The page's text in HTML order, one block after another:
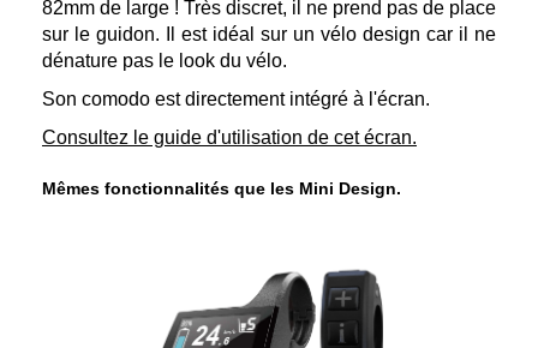
82mm de large ! Très discret, il ne prend pas de place
sur le guidon. Il est idéal sur un vélo design car il ne
dénature pas le look du vélo.
Son comodo est directement intégré à l'écran.
Consultez le guide d'utilisation de cet écran.
Mêmes fonctionnalités que les Mini Design.